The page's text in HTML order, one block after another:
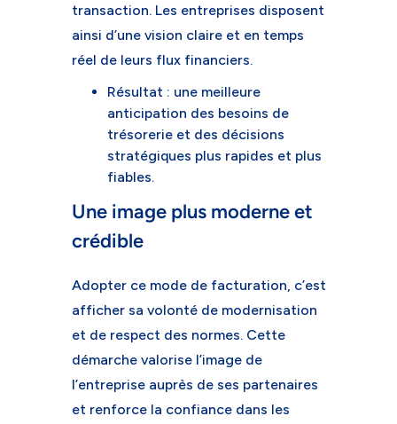
transaction. Les entreprises disposent
ainsi d’une vision claire et en temps
réel de leurs flux financiers.
Résultat : une meilleure
anticipation des besoins de
trésorerie et des décisions
stratégiques plus rapides et plus
fiables.
Une image plus moderne et
crédible
Adopter ce mode de facturation, c’est
afficher sa volonté de modernisation
et de respect des normes. Cette
démarche valorise l’image de
l’entreprise auprès de ses partenaires
et renforce la confiance dans les